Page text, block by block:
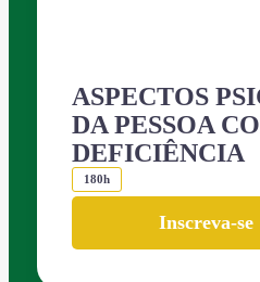
ASPECTOS
DA PESSOA
DEFICIÊNCIA
180h
Inscreva-se